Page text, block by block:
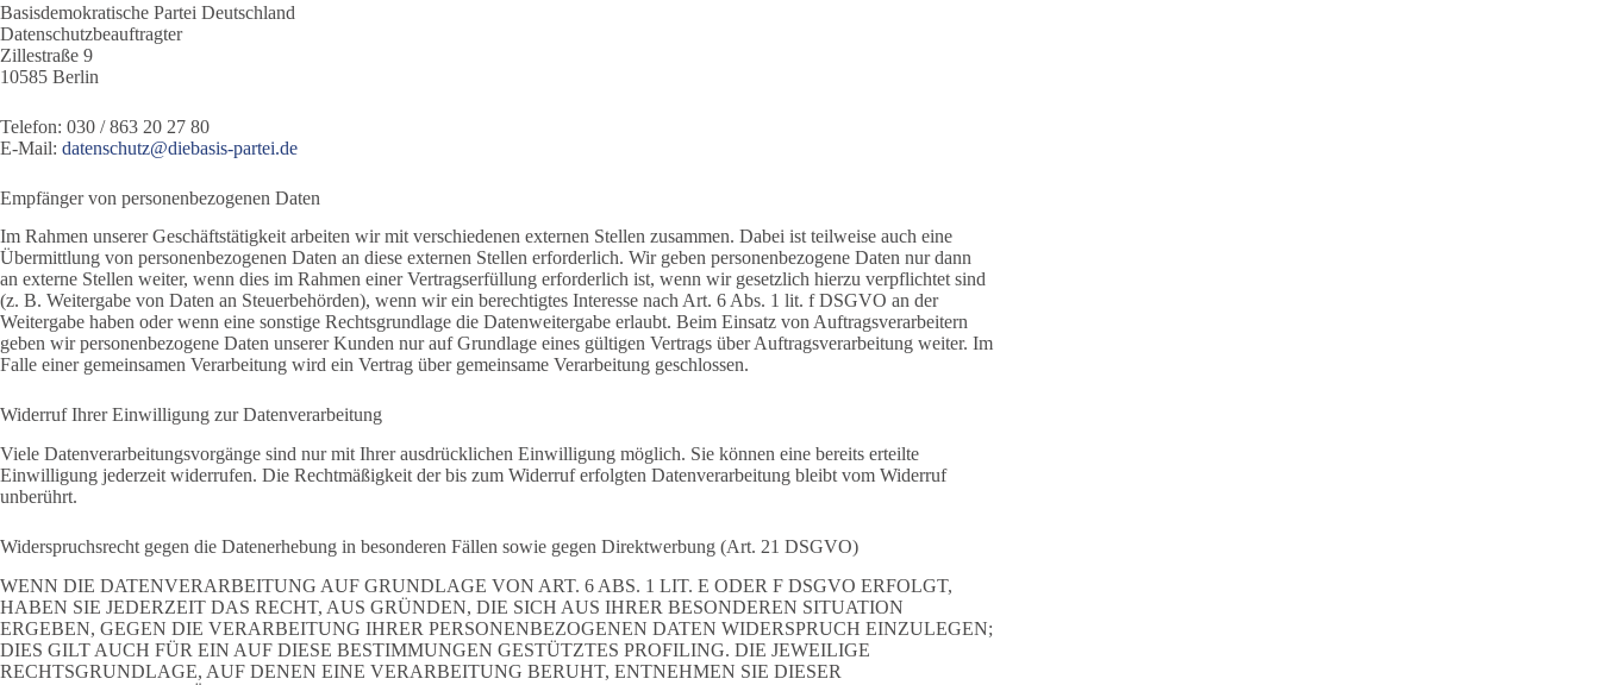
Basisdemokratische Partei Deutschland
Datenschutzbeauftragter
Zillestraße 9
10585 Berlin
Telefon: 030 / 863 20 27 80
E-Mail: datenschutz@diebasis-partei.de
Empfänger von personenbezogenen Daten
Im Rahmen unserer Geschäftstätigkeit arbeiten wir mit verschiedenen externen Stellen zusammen. Dabei ist teilweise auch eine
Übermittlung von personenbezogenen Daten an diese externen Stellen erforderlich. Wir geben personenbezogene Daten nur dann
an externe Stellen weiter, wenn dies im Rahmen einer Vertragserfüllung erforderlich ist, wenn wir gesetzlich hierzu verpflichtet sind
(z. B. Weitergabe von Daten an Steuerbehörden), wenn wir ein berechtigtes Interesse nach Art. 6 Abs. 1 lit. f DSGVO an der
Weitergabe haben oder wenn eine sonstige Rechtsgrundlage die Datenweitergabe erlaubt. Beim Einsatz von Auftragsverarbeitern
geben wir personenbezogene Daten unserer Kunden nur auf Grundlage eines gültigen Vertrags über Auftragsverarbeitung weiter. Im
Falle einer gemeinsamen Verarbeitung wird ein Vertrag über gemeinsame Verarbeitung geschlossen.
Widerruf Ihrer Einwilligung zur Datenverarbeitung
Viele Datenverarbeitungsvorgänge sind nur mit Ihrer ausdrücklichen Einwilligung möglich. Sie können eine bereits erteilte
Einwilligung jederzeit widerrufen. Die Rechtmäßigkeit der bis zum Widerruf erfolgten Datenverarbeitung bleibt vom Widerruf
unberührt.
Widerspruchsrecht gegen die Datenerhebung in besonderen Fällen sowie gegen Direktwerbung (Art. 21 DSGVO)
WENN DIE DATENVERARBEITUNG AUF GRUNDLAGE VON ART. 6 ABS. 1 LIT. E ODER F DSGVO ERFOLGT,
HABEN SIE JEDERZEIT DAS RECHT, AUS GRÜNDEN, DIE SICH AUS IHRER BESONDEREN SITUATION
ERGEBEN, GEGEN DIE VERARBEITUNG IHRER PERSONENBEZOGENEN DATEN WIDERSPRUCH EINZULEGEN;
DIES GILT AUCH FÜR EIN AUF DIESE BESTIMMUNGEN GESTÜTZTES PROFILING. DIE JEWEILIGE
RECHTSGRUNDLAGE, AUF DENEN EINE VERARBEITUNG BERUHT, ENTNEHMEN SIE DIESER